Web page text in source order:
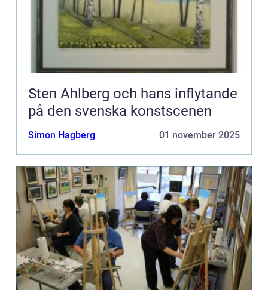
Sten Ahlberg och hans inflytande
på den svenska konstscenen
Simon Hagberg 01 november 2025